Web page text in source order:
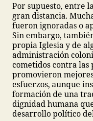
Por supuesto, entre
gran distancia.
fueron ignoradas o
Sin embargo,
propia Iglesia y de
administración
cometidos contra las
promovieron
esfuerzos, aunque
formación de una
dignidad humana
desarrollo político